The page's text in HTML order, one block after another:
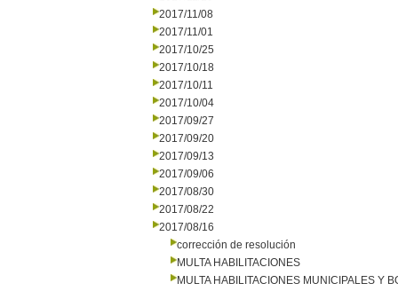
2017/11/08
2017/11/01
2017/10/25
2017/10/18
2017/10/11
2017/10/04
2017/09/27
2017/09/20
2017/09/13
2017/09/06
2017/08/30
2017/08/22
2017/08/16
corrección de resolución
MULTA HABILITACIONES
MULTA HABILITACIONES MUNICIPALES Y